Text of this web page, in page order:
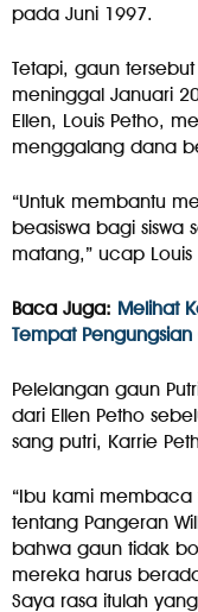
pada Juni 1997.
Tetapi, gaun
meninggal Januari
Ellen, Louis Petho,
menggalang dana
“Untuk membantu
beasiswa bagi siswa
matang,” ucap Louis
Baca Juga: Melihat
Tempat
Pelelangan gaun
dari Ellen Petho
sang putri, Karrie
“Ibu kami
tentang Pangeran
bahwa gaun tidak
mereka harus
Saya rasa itulah